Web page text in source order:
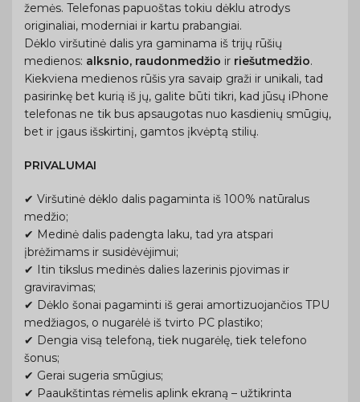
žemės. Telefonas papuoštas tokiu dėklu atrodys
originaliai, moderniai ir kartu prabangiai.
Dėklo viršutinė dalis yra gaminama iš trijų rūšių
medienos: alksnio, raudonmedžio ir riešutmedžio.
Kiekviena medienos rūšis yra savaip graži ir unikali, tad
pasirinkę bet kurią iš jų, galite būti tikri, kad jūsų iPhone
telefonas ne tik bus apsaugotas nuo kasdienių smūgių,
bet ir įgaus išskirtinį, gamtos įkvėptą stilių.
PRIVALUMAI
✔ Viršutinė dėklo dalis pagaminta iš 100% natūralus
medžio;
✔ Medinė dalis padengta laku, tad yra atspari
įbrėžimams ir susidėvėjimui;
✔ Itin tikslus medinės dalies lazerinis pjovimas ir
graviravimas;
✔ Dėklo šonai pagaminti iš gerai amortizuojančios TPU
medžiagos, o nugarėlė iš tvirto PC plastiko;
✔ Dengia visą telefoną, tiek nugarėlę, tiek telefono
šonus;
✔ Gerai sugeria smūgius;
✔ Paaukštintas rėmelis aplink ekraną – užtikrinta